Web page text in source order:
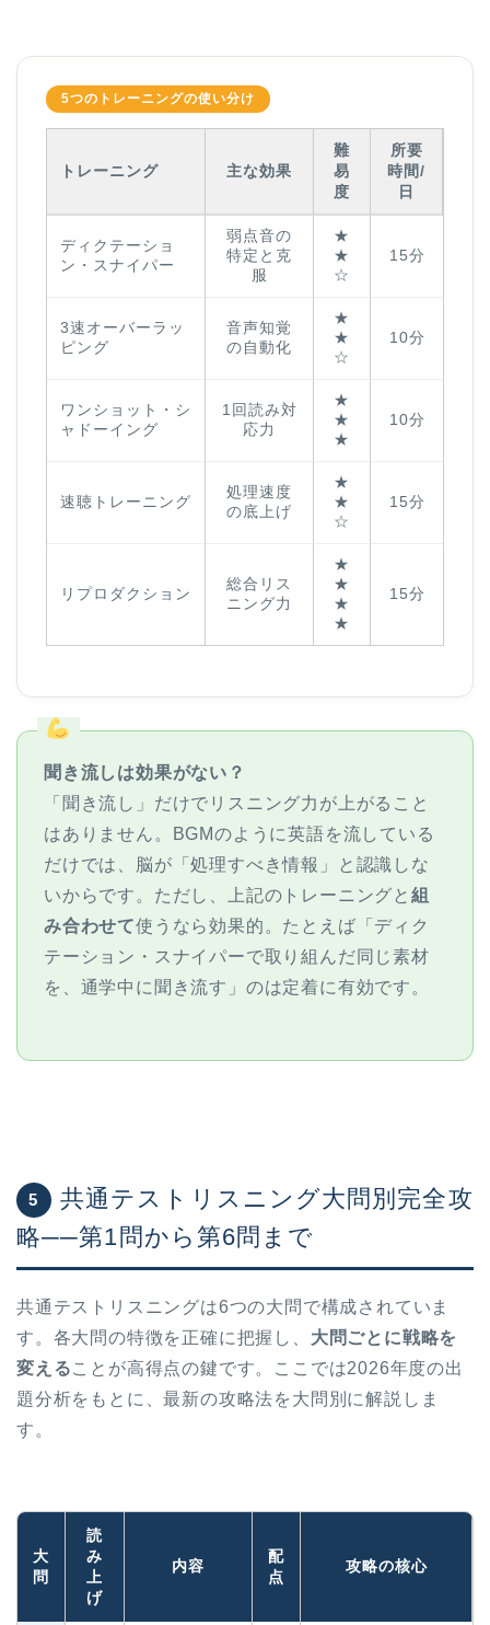
5つのトレーニングの使い分け
トレーニング 主な効果
難
易
度
所要
時間/
日
ディクテーショ
ン・スナイパー
弱点音の
特定と克
服
★
★
☆
15分
3速オーバーラッ
ピング
音声知覚
の自動化
★
★
☆
10分
ワンショット・シ
ャドーイング
1回読み対
応力
★
★
★
10分
速聴トレーニング
処理速度
の底上げ
★
★
☆
15分
リプロダクション
総合リス
ニング力
★
★
★
★
15分
聞き流しは効果がない？
「聞き流し」だけでリスニング力が上がること
はありません。BGMのように英語を流している
だけでは、脳が「処理すべき情報」と認識しな
いからです。ただし、上記のトレーニングと 組
み合わせて使うなら効果的。たとえば「ディク
テーション・スナイパーで取り組んだ同じ素材
を、通学中に聞き流す」のは定着に有効です。
5
共通テストリスニング大問別完全攻
略──第1問から第6問まで
共通テストリスニングは6つの大問で構成されていま
す。各大問の特徴を正確に把握し、 大問ごとに戦略を
変えることが高得点の鍵です。ここでは2026年度の出
題分析をもとに、最新の攻略法を大問別に解説しま
す。
大
問
読
み
上
げ
内容
配
点
攻略の核心